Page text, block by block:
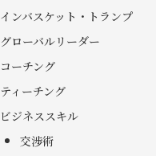
インバスケット・トランプ
グローバルリーダー
コーチング
ティーチング
ビジネススキル
交渉術